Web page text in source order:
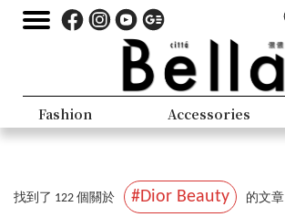
Fashion Accessories
找到了 122 個關於 #Dior Beauty 的文章